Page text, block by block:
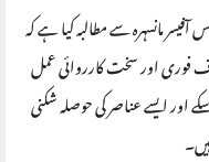
مانسہرہ سے مطالبہ کیا ہے کہ
فوری اور سخت کارروائی عمل
سکے اور ایسے عناصر کی حوصلہ شکنی